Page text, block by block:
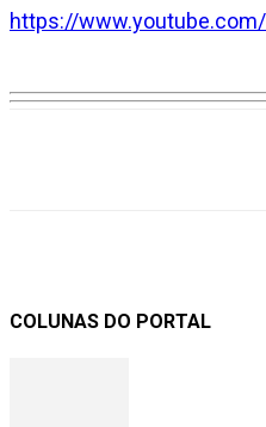
https://www.youtube.com/
COLUNAS DO PORTAL